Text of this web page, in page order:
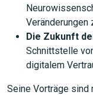
Veränderungen
Die Zukunft
Schnittstelle
digitalem
Seine Vorträge sind